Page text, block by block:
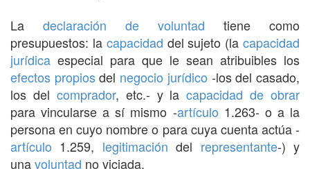
La declaración de voluntad tiene como
presupuestos: la capacidad del sujeto (lacapacidad
jurídica especial para que le sean atribuibles los
efectos propiosdel negocio jurídico -los del casado,
los del comprador, etc.- y lacapacidad de obrar
para vincularse a sí mismo -artículo 1.263- o a la
persona en cuyo nombre o para cuya cuenta actúa -
artículo 1.259, legitimación del representante-) y
unavoluntad no viciada.